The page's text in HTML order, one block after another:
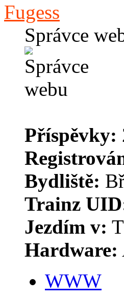
Fugess
Správce
Příspěvky:
Bydliště:
Trainz
Jezdím v:
Hardware:
WWW